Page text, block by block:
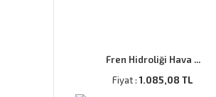
Fren Hidroliği Hava ...
Fiyat :1.085,08 TL